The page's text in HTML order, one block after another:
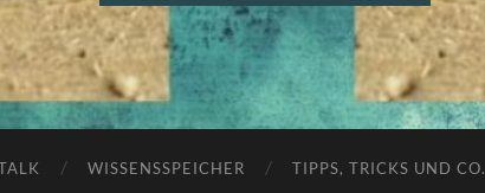
BmF
-
Backen
mit
Freunden
WISSENSSPEICHER TIPPS, TRICKS UND CO.